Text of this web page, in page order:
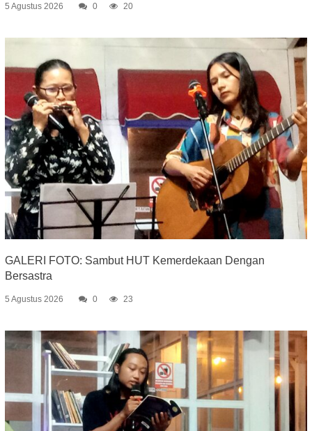
5 Agustus 2026 0 20
GALERI FOTO: Sambut HUT Kemerdekaan Dengan
Bersastra
5 Agustus 2026 0 23